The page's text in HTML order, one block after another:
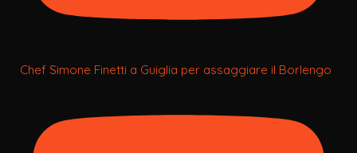
Chef Simone Finetti a Guiglia per assaggiare il Borlengo